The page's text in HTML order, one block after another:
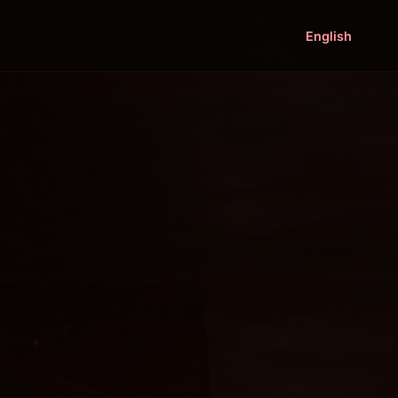
English